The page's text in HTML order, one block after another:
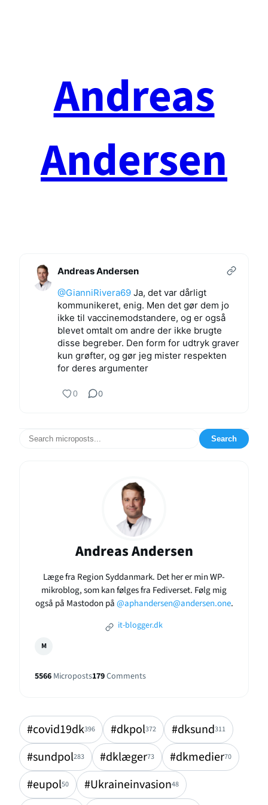
Andreas
Andersen
Andreas Andersen
@GianniRivera69 Ja, det var dårligt
kommunikeret, enig. Men det gør dem jo
ikke til vaccinemodstandere, og er også
blevet omtalt om andre der ikke brugte
disse begreber. Den form for udtryk graver
kun grøfter, og gør jeg mister respekten
for deres argumenter
0 0
Search
Andreas Andersen
Læge fra Region Syddanmark. Det her er min WP-
mikroblog, som kan følges fra Fediverset. Følg mig
også på Mastodon på@aphandersen@andersen.one.
it-blogger.dk
M
5566 Microposts179Comments
#covid19dk396 #dkpol372 #dksund311
#sundpol283 #dklæger73 #dkmedier70
#eupol50 #Ukraineinvasion48